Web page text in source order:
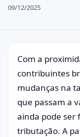
09/12/2025
Com a
contribuintes
mudanças na
que passam a
ainda pode ser
tributação. A